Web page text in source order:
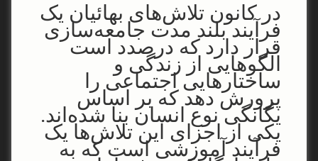
در کانون تلاش‌های بهائیان یک
فرآیند بلند مدت جامعه‌سازی
قرار دارد که درصدد است
الگوهایی از زندگی و
ساختارهایی اجتماعی را
پرورش دهد که بر اساس
یگانگی نوع انسان بنا شده‌اند.
یکی از اجزای این تلاش‌ها یک
فرآیند آموزشی است که به